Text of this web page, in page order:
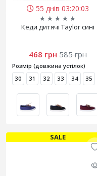
55 днів 03:20:03
★ ★ ★ ★ ★
Кеди дитячі Taylor сині
468 грн 585 грн
Розмір (довжина устілок)
30
31 32 33 34 35
SALE